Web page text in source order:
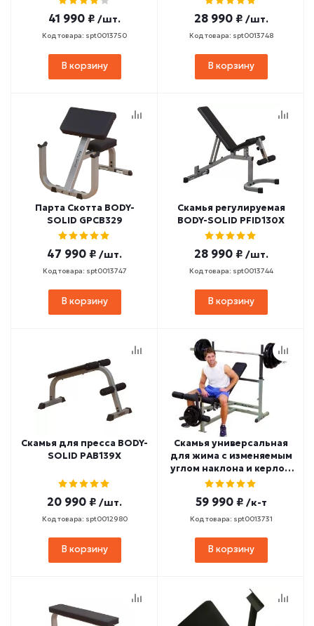
41 990 ₽ /шт.
Код товара: spt0013750
В корзину
28 990 ₽ /шт.
Код товара: spt0013748
В корзину
Парта Скотта BODY-
SOLID GPCB329
47 990 ₽ /шт.
Код товара: spt0013747
В корзину
Скамья регулируемая
BODY-SOLID PFID130X
28 990 ₽ /шт.
Код товара: spt0013744
В корзину
Скамья для пресса BODY-
SOLID PAB139X
20 990 ₽ /шт.
Код товара: spt0012980
В корзину
Скамья универсальная
для жима с изменяемым
углом наклона и керлом
для ног BODY-SOLID
59 990 ₽ /к-т
Код товара: spt0013731
В корзину